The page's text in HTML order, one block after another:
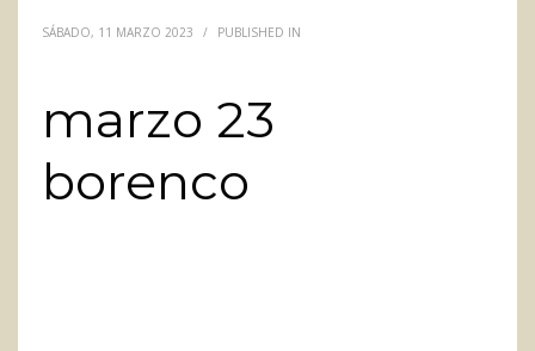
SÁBADO, 11 MARZO 2023 / PUBLISHED IN
marzo 23
borenco